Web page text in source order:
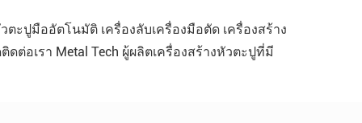
ตะปูมืออัตโนมัติ เครื่องลับเครื่องมือตัด เครื่องสร้าง
อเรา Metal Tech ผู้ผลิตเครื่องสร้างหัวตะปูที่มี